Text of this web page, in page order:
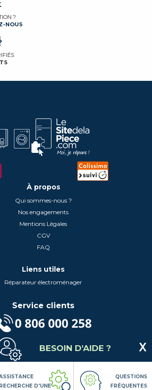
?
NOUS
À propos
Qui sommes-nous ?
Nos engagements
Mentions Légales
CGV
FAQ
Liens utiles
Réparateur électroménager
Service clients
gratuit + prix d'un appel local)
Lundi au Vendredi de 9h à 18h
Contactez-Nous
Suivez-nous
BESOIN D'AIDE ?
RECHERCHE D'UNE
QUESTIONS
FRÉQUENTES